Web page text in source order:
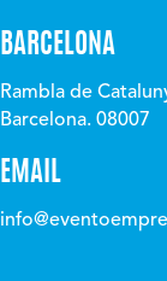
BARCELONA
Rambla de
Barcelona. 08007
EMAIL